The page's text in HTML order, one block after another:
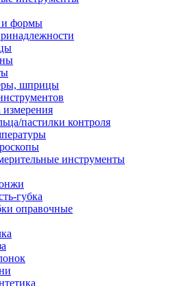
формы
шприцы
измерения
пастилки контроля
инструменты
губка
оправочные